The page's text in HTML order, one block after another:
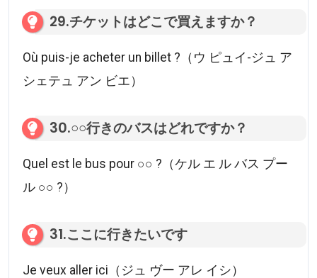
29.チケットはどこで買えますか？
Où puis-je acheter un billet ?（ウ ピュイ-ジュ ア
シェテュ アン ビエ）
30.○○行きのバスはどれですか？
Quel est le bus pour ○○ ?（ケル エ ル バス プー
ル ○○ ?）
31.ここに行きたいです
Je veux aller ici（ジュ ヴー アレ イシ）